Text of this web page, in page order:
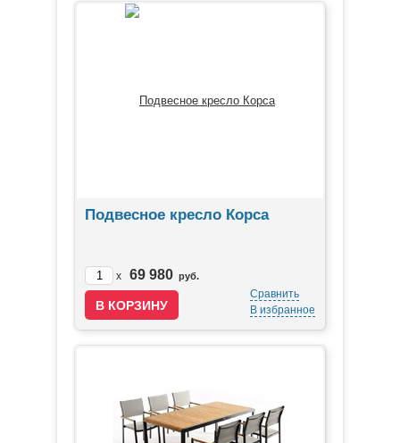
Подвесное кресло Корса
x 69 980 руб.
Сравнить
В избранное